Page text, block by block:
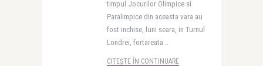
timpul Jocurilor Olimpice si
Paralimpice din aceasta vara au
fost inchise, luni seara, in Turnul
Londrei, fortareata ..
CITEȘTE ÎN CONTINUARE